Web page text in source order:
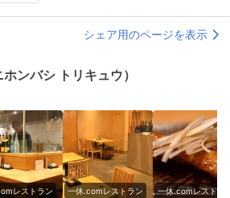
シェア用のページを表示
ンバシ トリキュウ）
レストラン 一休.comレストラン 一休.comレストラ